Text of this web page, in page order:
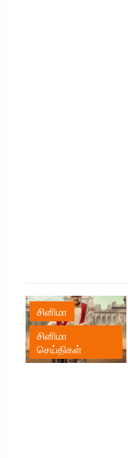
சினிமா
சினிமா
செய்திகள்